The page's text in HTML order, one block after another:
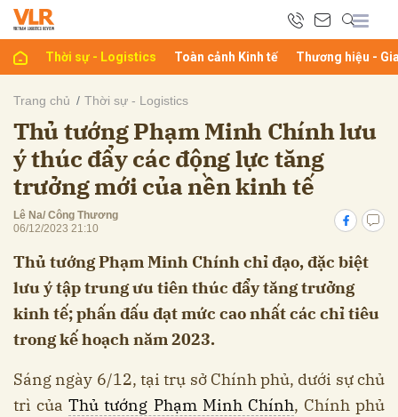
Thời sự - Logistics Toàn cảnh Kinh tế Thương hiệu -
Trang chủ Thời sự - Logistics
Thủ tướng Phạm Minh Chính lưu
ý thúc đẩy các động lực tăng
trưởng mới của nền kinh tế
Lê Na/ Công Thương
06/12/2023 21:10
Thủ tướng Phạm Minh Chính chỉ đạo, đặc biệt
lưu ý tập trung ưu tiên thúc đẩy tăng trưởng
kinh tế; phấn đấu đạt mức cao nhất các chỉ tiêu
trong kế hoạch năm 2023.
Sáng ngày 6/12, tại trụ sở Chính phủ, dưới sự chủ
trì củaThủ tướng Phạm Minh Chính, Chính phủ
luận
Hủy